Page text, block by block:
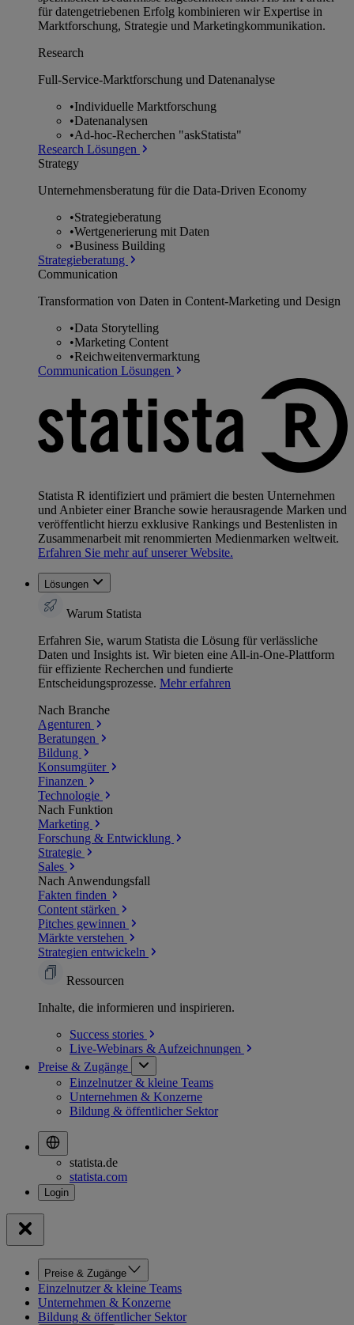
für datengetriebenen Erfolg kombinieren wir Expertise in
Marktforschung, Strategie und Marketingkommunikation.
Research
Full-Service-Marktforschung und Datenanalyse
•Individuelle Marktforschung
•Datenanalysen
•Ad-hoc-Recherchen "askStatista"
Research Lösungen
Strategy
Unternehmens­beratung für die Data-Driven Economy
•Strategieberatung
•Wertgenerierung mit Daten
•Business Building
Strategieberatung
Communication
Transformation von Daten in Content-Marketing und Design
•Data Storytelling
•Marketing Content
•Reichweitenvermarktung
Communication Lösungen
Statista R identifiziert und prämiert die besten Unternehmen
und Anbieter einer Branche sowie herausragende Marken und
veröffentlicht hierzu exklusive Rankings und Bestenlisten in
Zusammenarbeit mit renommierten Medienmarken weltweit.
Erfahren Sie mehr auf unserer Website.
Lösungen
Warum Statista
Erfahren Sie, warum Statista die Lösung für verlässliche
Daten und Insights ist. Wir bieten eine All-in-One-Plattform
für effiziente Recherchen und fundierte
Entscheidungsprozesse. Mehr erfahren
Nach Branche
Agenturen
Beratungen
Bildung
Konsumgüter
Finanzen
Technologie
Nach Funktion
Marketing
Forschung & Entwicklung
Strategie
Sales
Nach Anwendungsfall
Fakten finden
Content stärken
Pitches gewinnen
Märkte verstehen
Strategien entwickeln
Ressourcen
Inhalte, die informieren und inspirieren.
Success stories
Live-Webinars & Aufzeichnungen
Preise & Zugänge
Einzelnutzer & kleine Teams
Unternehmen & Konzerne
Bildung & öffentlicher Sektor
statista.de
statista.com
Preise & Zugänge
Einzelnutzer & kleine Teams
Unternehmen & Konzerne
Bildung & öffentlicher Sektor